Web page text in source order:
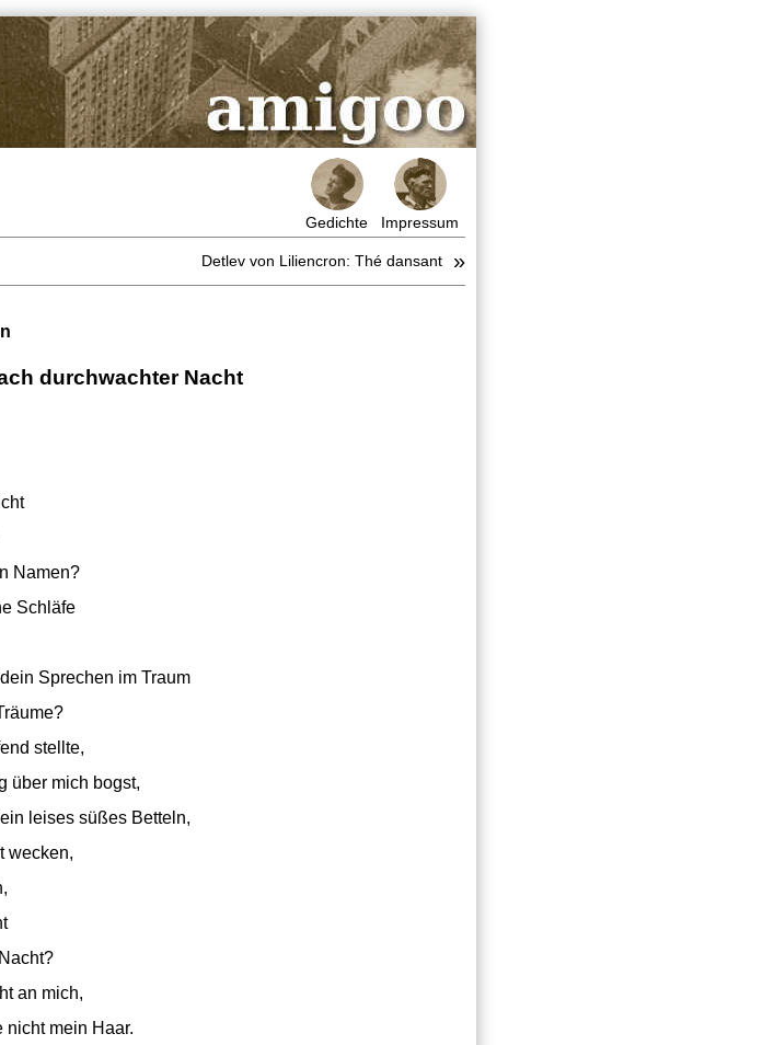
Gedichte Impressum
Detlev von Liliencron: Thé dansant »
durchwachter Nacht
Namen?
Schläfe
Sprechen im Traum
stellte,
über mich bogst,
leises süßes Betteln,
wecken,
an mich,
nicht mein Haar.